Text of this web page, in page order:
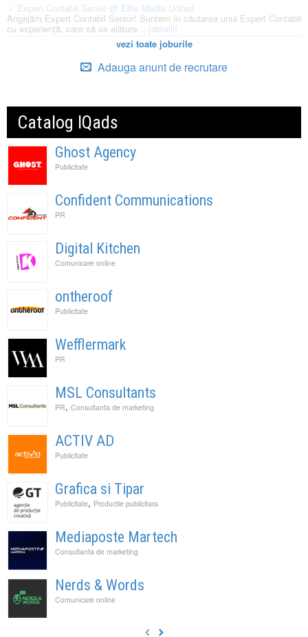
Expert Contabil Senior @ Elite Media United
Angajăm Expert Contabil Senior! Suntem în căutarea unui Expert Contabil
cu experiență, care să se alăture... [detalii]
vezi toate joburile
Adauga anunt de recrutare
Catalog IQads
Ghost Agency
Publicitate
Confident Communications
PR
Digital Kitchen
Comunicare online
ontheroof
Publicitate
Wefflermark
PR
MSL Consultants
PR, Consultanta de marketing
ACTIV AD
Publicitate
Grafica si Tipar
Publicitate, Productie publicitara
Mediaposte Martech
Consultanta de marketing
Nerds & Words
Comunicare online